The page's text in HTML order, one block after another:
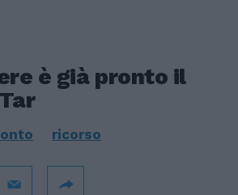
è già pronto il
ricorso